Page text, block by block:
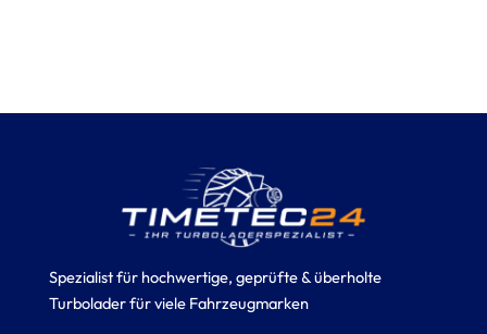
Spezialist für hochwertige, geprüfte & überholte
Turbolader für viele Fahrzeugmarken